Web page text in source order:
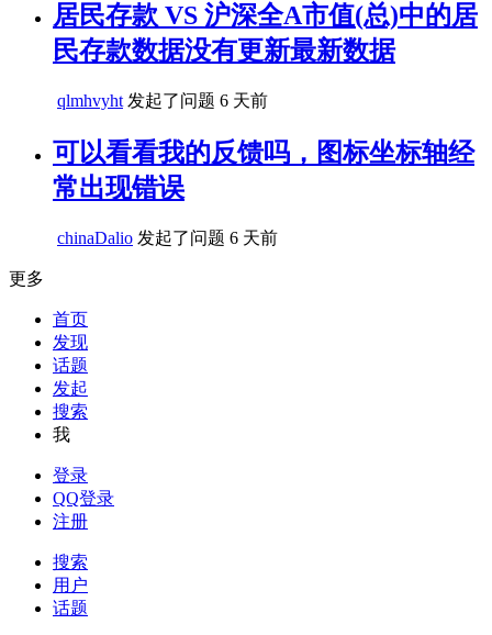
居民存款 VS 沪深全A市值(总)中的居
民存款数据没有更新最新数据
qlmhvyht 发起了问题 6 天前
可以看看我的反馈吗，图标坐标轴经
常出现错误
chinaDalio 发起了问题 6 天前
更多
首页
发现
话题
发起
搜索
我
登录
QQ登录
注册
搜索
用户
话题